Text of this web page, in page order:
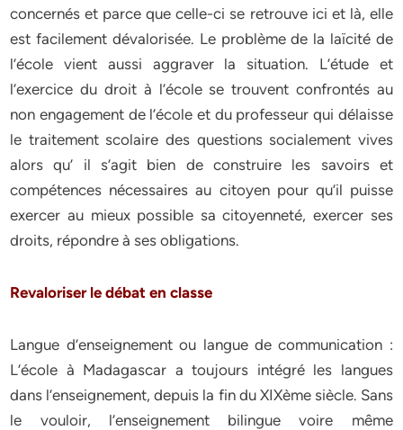
concernés et parce que celle-ci se retrouve ici et là, elle
est facilement dévalorisée. Le problème de la laïcité de
l’école vient aussi aggraver la situation. L’étude et
l’exercice du droit à l’école se trouvent confrontés au
non engagement de l’école et du professeur qui délaisse
le traitement scolaire des questions socialement vives
alors qu’ il s’agit bien de construire les savoirs et
compétences nécessaires au citoyen pour qu’il puisse
exercer au mieux possible sa citoyenneté, exercer ses
droits, répondre à ses obligations.
Revaloriser le débat en classe
Langue d’enseignement ou langue de communication :
L’école à Madagascar a toujours intégré les langues
dans l’enseignement, depuis la fin du XIXème siècle. Sans
le vouloir, l’enseignement bilingue voire même